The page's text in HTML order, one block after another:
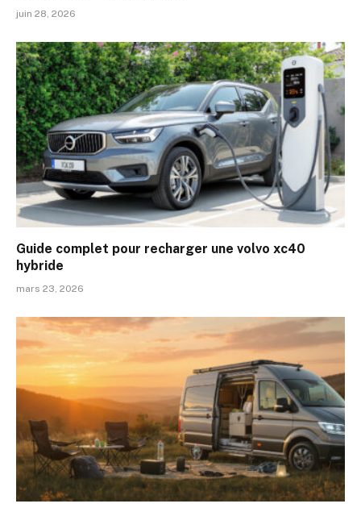
juin 28, 2026
Guide complet pour recharger une volvo xc40
hybride
mars 23, 2026